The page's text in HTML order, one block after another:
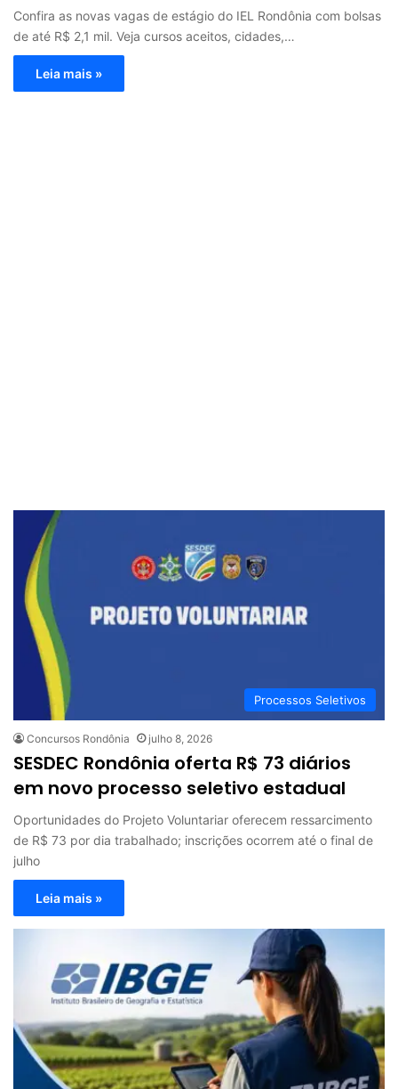
Confira as novas vagas de estágio do IEL Rondônia com bolsas
de até R$ 2,1 mil. Veja cursos aceitos, cidades,…
Leia mais »
Processos Seletivos
Concursos Rondônia julho 8, 2026
SESDEC Rondônia oferta R$ 73 diários
em novo processo seletivo estadual
Oportunidades do Projeto Voluntariar oferecem ressarcimento
de R$ 73 por dia trabalhado; inscrições ocorrem até o final de
julho
Leia mais »